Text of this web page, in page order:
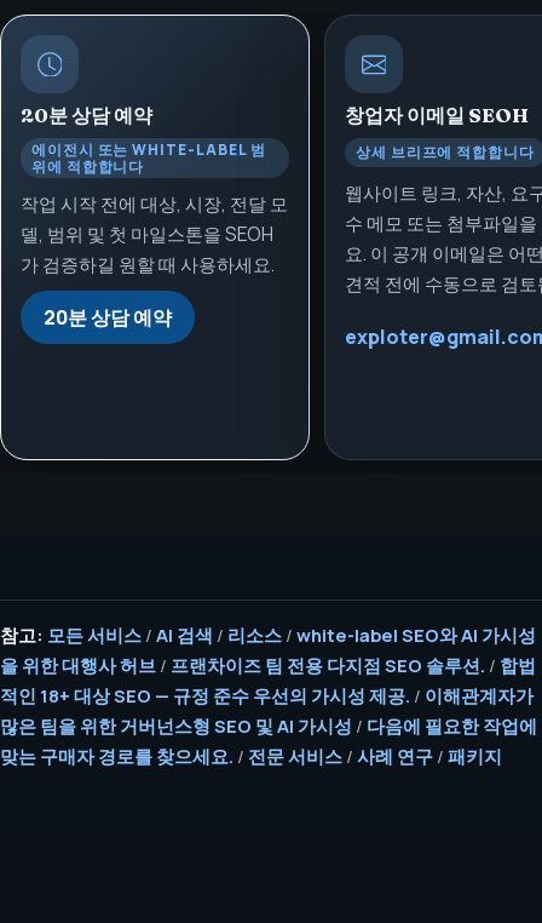
20분 상담 예약
에이전시 또는 WHITE-LABEL 범
위에 적합합니다
작업 시작 전에 대상, 시장, 전달 모
델, 범위 및 첫 마일스톤을 SEOH
가 검증하길 원할 때 사용하세요.
20분 상담 예약
창업자 이메일 SEOH
상세 브리프에 적합합니다
웹사이트 링크, 자산, 요
수 메모 또는 첨부파일
요. 이 공개 이메일은 어
견적 전에 수동으로 검
참고: 모든 서비스 / AI 검색 / 리소스 / white-label SEO와 AI 가시성
을 위한 대행사 허브 / 프랜차이즈 팀 전용 다지점 SEO 솔루션. / 합법
적인 18+ 대상 SEO — 규정 준수 우선의 가시성 제공. / 이해관계자가
많은 팀을 위한 거버넌스형 SEO 및 AI 가시성 / 다음에 필요한 작업에
맞는 구매자 경로를 찾으세요. / 전문 서비스 / 사례 연구 / 패키지